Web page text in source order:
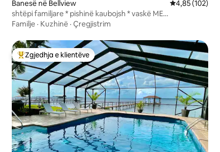
Banesë në Bellview Vlerësimi
4,85 (102)
shtëpi familjare * pishinë kaubojsh * vaskë ME
HIDROMASAZH~ Lojëra oborri.
Familje · Kuzhinë · Çregjistrim
Më të mirat e zgjedhjeve të klientëve
Zgjedhja e klientëve